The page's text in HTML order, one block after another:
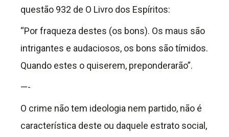
questão 932 de O Livro dos Espíritos:
“Por fraqueza destes (os bons). Os maus são
intrigantes e audaciosos, os bons são tímidos.
Quando estes o quiserem, preponderarão”.
—-
O crime não tem ideologia nem partido, não é
característica deste ou daquele estrato social,